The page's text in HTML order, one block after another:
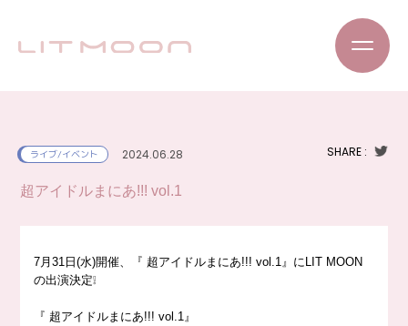
ライブ/イベント 2024.06.28 SHARE :
超アイドルまにあ!!! vol.1
7月31日(水)開催、『 超アイドルまにあ!!! vol.1』にLIT MOON
の出演決定❕
『 超アイドルまにあ!!! vol.1』